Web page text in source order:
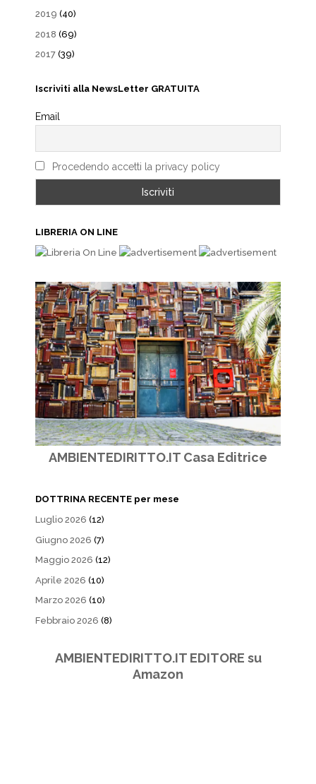
2019 (40)
2018 (69)
2017 (39)
Iscriviti alla NewsLetter GRATUITA
Email
Procedendo accetti la privacy policy
LIBRERIA ON LINE
AMBIENTEDIRITTO.IT Casa Editrice
DOTTRINA RECENTE per mese
Luglio 2026 (12)
Giugno 2026 (7)
Maggio 2026 (12)
Aprile 2026 (10)
Marzo 2026 (10)
Febbraio 2026 (8)
AMBIENTEDIRITTO.IT EDITORE su
Amazon